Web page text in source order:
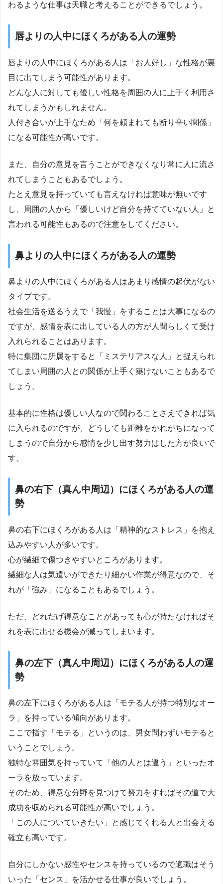
わるような仕事は天職と考えることができるでしょう。
唇よりの人中にほくろがある人の運勢
唇よりの人中にほくろがある人は「お人好し」な性格が裏
目に出てしまう可能性があります。
どんな人に対しても優しい性格を周囲の人に上手く利用さ
れてしまうかもしれません。
人付き合いが上手なため「何を頼まれても断り辛い関係」
になる可能性が高いです。
また、自分の意見を言うことができなくなり常に人に流さ
れてしまうこともあるでしょう。
たとえ意見を持っていても言えなければ意味が無いです
し、周囲の人から「優しいけど自分を持てていない人」と
言われる可能性もあるので注意をしてください。
鼻よりの人中にほくろがある人の運勢
鼻よりの人中にほくろがある人はあまり感情の起伏がない
タイプです。
社会生活を送るうえで「我慢」をすることは大事になるの
ですが、感情を表に出している人の方が人間らしくて受け
入れられることはあります。
特に集団に所属をすると「ミステリアスな人」と捉えられ
てしまい周囲の人との関係が上手く築けないこともあるで
しょう。
基本的に性格は優しい人なので関わることさえできれば気
に入られるのですが、どうしても距離をかれがちになって
しまうので自分から感情を少し出す努力はした方が良いで
す。
鼻の右下（真ん中周辺）にほくろがある人の運
勢
鼻の右下にほくろがある人は「精神的なストレス」を抱え
込みやすい人が多いです。
心が繊細で傷つきやすいところがあります。
繊細な人は気遣いができたり細かい作業が得意なので、そ
れが「強み」になることもあるでしょう。
ただ、どれだげ得意なことがあっても心が持たなければそ
れを表に出せる機会が減ってしまいます。
鼻の左下（真ん中周辺）にほくろがある人の運
勢
鼻の左下にほくろがある人は「モテる人が持つ特別なオー
ラ」を持っている傾向があります。
ここで指す「モテる」というのは、男女問わずいモテると
いうことでしょう。
独特な雰囲気を持っていて「他の人とは違う」といったオ
ーラを放っています。
そのため、得意な分野を見つけて努力をすればその道で大
成功を収められる可能性が高いでしょう。
「この人についていきたい」と感じてくれる人と出会える
確立も高いです。
自分にしかない感性やセンスを持っているので適職はそう
いった「センス」を活かせる仕事が良いでしょう。